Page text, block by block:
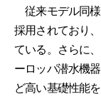
従来モデル同様
採用されており
ている。さらに
ーロッパ潜水機
ど高い基礎性能